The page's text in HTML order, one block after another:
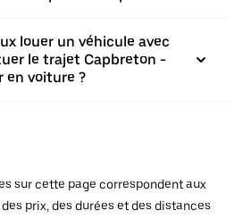
louer un véhicule avec
le trajet Capbreton -
en voiture ?
sur cette page correspondent aux
prix, des durées et des distances